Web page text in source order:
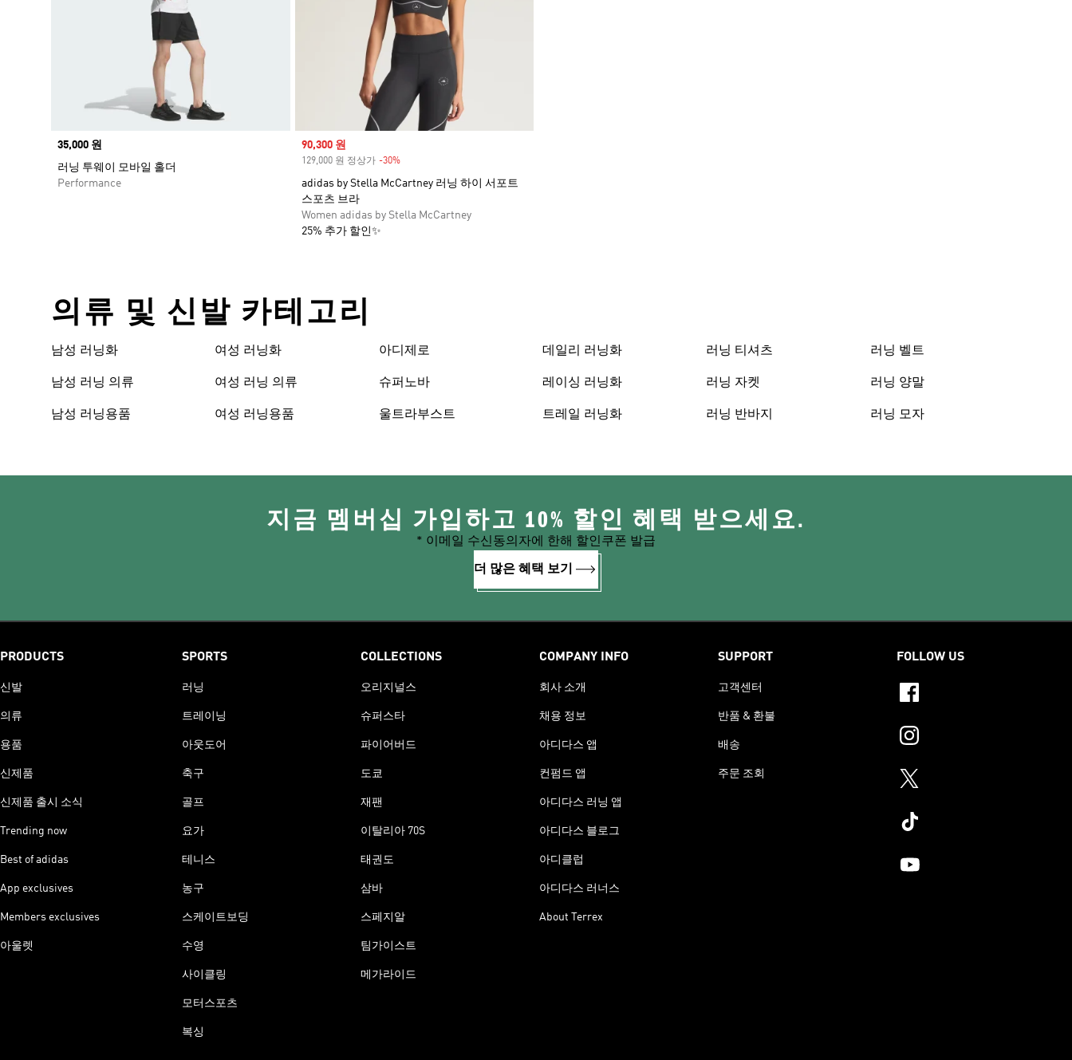
Price
35,000 원
러닝 투웨이 모바일 홀더
Performance
Sale price
90,300 원
129,000 원 정상가 -30%Discount
adidas by Stella McCartney 러닝 하이 서포트
스포츠 브라
Women adidas by Stella McCartney
25% 추가 할인✨
의류 및 신발 카테고리
남성 러닝화
남성 러닝 의류
남성 러닝용품
여성 러닝화
여성 러닝 의류
여성 러닝용품
아디제로
슈퍼노바
울트라부스트
데일리 러닝화
레이싱 러닝화
트레일 러닝화
러닝 티셔츠
러닝 자켓
러닝 반바지
러닝 벨트
러닝 양말
러닝 모자
지금 멤버십 가입하고 10% 할인 혜택 받으세요.
* 이메일 수신동의자에 한해 할인쿠폰 발급
더 많은 혜택 보기
PRODUCTS
신발
의류
용품
신제품
신제품 출시 소식
Trending now
Best of adidas
App exclusives
Members exclusives
아울렛
SPORTS
러닝
트레이닝
아웃도어
축구
골프
요가
테니스
농구
스케이트보딩
수영
사이클링
모터스포츠
복싱
COLLECTIONS
오리지널스
슈퍼스타
파이어버드
도쿄
재팬
이탈리아 70S
태권도
삼바
스페지알
팀가이스트
메가라이드
COMPANY INFO
회사 소개
채용 정보
아디다스 앱
컨펌드 앱
아디다스 러닝 앱
아디다스 블로그
아디클럽
아디다스 러너스
About Terrex
SUPPORT
고객센터
반품 & 환불
배송
주문 조회
FOLLOW US